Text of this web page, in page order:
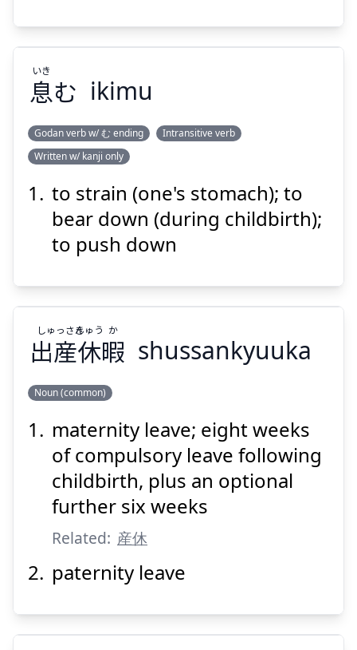
息
む
Suspend
息む
いき
ikimu
Godan verb w/ む ending
Intransitive verb
Written w/ kanji only
to strain (one's stomach); to
bear down (during childbirth);
to push down
出
産
休
暇
し
ゅっさん
きゅう
か
出産休暇
しゅっさんきゅう か
shussankyuuka
Noun (common)
maternity leave; eight weeks
of compulsory leave following
childbirth, plus an optional
further six weeks
Related: 産休
paternity leave